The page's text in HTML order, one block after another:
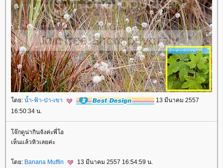
ดย: น้ำ-ฟ้า-ป่า-เขา
13 มีนาคม 2557
16:50:34 น.
จ๊กดูน่ากินจังค่ะพี่โอ
เห็นแล้วหิวเลยค่ะ
ดย: Banana Muffin 13 มีนาคม 2557 16:54:59 น.